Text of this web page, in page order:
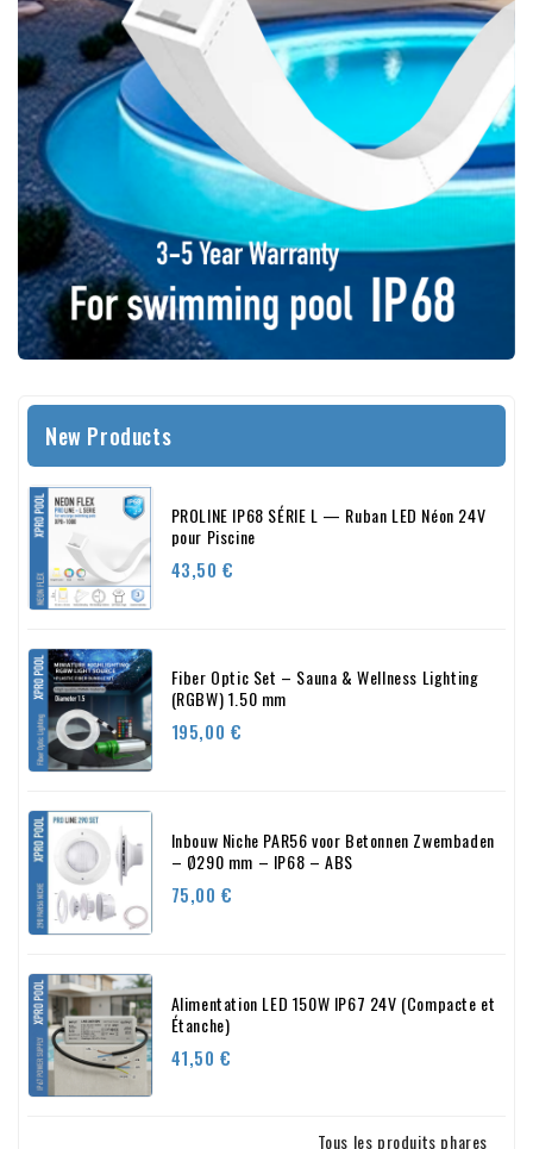
New Products
PROLINE IP68 SÉRIE L — Ruban LED Néon 24V
pour Piscine
43,50 €
Fiber Optic Set – Sauna & Wellness Lighting
(RGBW) 1.50 mm
195,00 €
Inbouw Niche PAR56 voor Betonnen Zwembaden
– Ø290 mm – IP68 – ABS
75,00 €
Alimentation LED 150W IP67 24V (Compacte et
Étanche)
41,50 €
Tous les produits phares